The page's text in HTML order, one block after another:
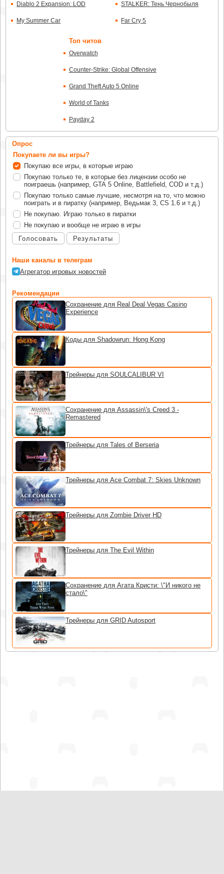
Diablo 2 Expansion: LOD
My Summer Car
STALKER: Тень Чернобыля
Far Cry 5
Топ читов
Overwatch
Counter-Strike: Global Offensive
Grand Theft Auto 5 Online
World of Tanks
Payday 2
Опрос
Покупаете ли вы игры?
Покупаю все игры, в которые играю
Покупаю только те, в которые без лицензии особо не
поиграешь (например, GTA 5 Online, Battlefield, COD и т.д.)
Покупаю только самые лучшие, несмотря на то, что можно
поиграть и в пиратку (например, Ведьмак 3, CS 1.6 и т.д.)
Не покупаю. Играю только в пиратки
Не покупаю и вообще не играю в игры
Голосовать
Результаты
Наши каналы в телеграм
Агрегатор игровых новостей
Рекомендации
Сохранение для Real Deal Vegas Casino
Experience
Коды для Shadowrun: Hong Kong
Трейнеры для SOULCALIBUR VI
Сохранение для Assassin\'s Creed 3 -
Remastered
Трейнеры для Tales of Berseria
Трейнеры для Ace Combat 7: Skies Unknown
Трейнеры для Zombie Driver HD
Трейнеры для The Evil Within
Сохранение для Агата Кристи: \"И никого не
стало\"
Трейнеры для GRID Autosport